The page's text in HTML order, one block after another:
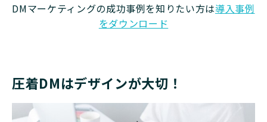
DMマーケティングの成功事例を知りたい方は導入事例
をダウンロード
圧着DMはデザインが大切！